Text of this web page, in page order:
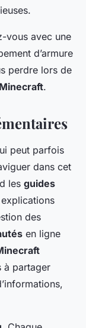
vous avec une
d’armure
perdre lors de
.
peut parfois
dans cet
les guides
des
en ligne
à partager